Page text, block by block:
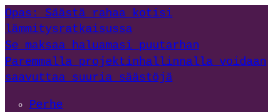
Opas: Säästä rahaa kotisi
lämmitysratkaisussa
Se maksaa haluamasi puutarhan
Paremmalla projektinhallinnalla voidaan
saavuttaa suuria säästöjä
Perhe